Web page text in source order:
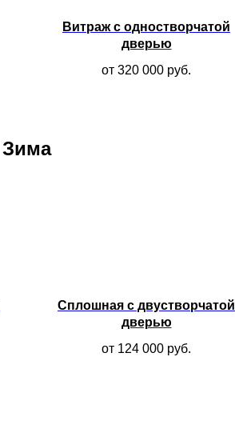
Витраж с одностворчатой
дверью
от 320 000 руб.
Зима
Сплошная с двустворчатой
дверью
от 124 000 руб.